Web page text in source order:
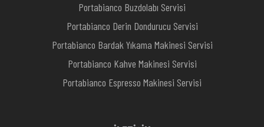
Portabianco Buzdolabı Servisi
Portabianco Derin Dondurucu Servisi
Portabianco Bardak Yıkama Makinesi Servisi
Portabianco Kahve Makinesi Servisi
Portabianco Espresso Makinesi Servisi